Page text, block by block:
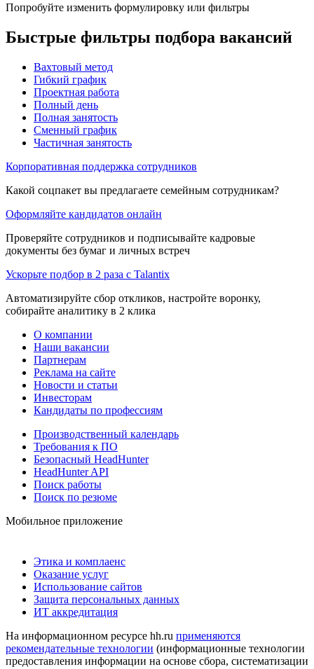
Попробуйте изменить формулировку или фильтры
Быстрые фильтры подбора вакансий
Вахтовый метод
Гибкий график
Проектная работа
Полный день
Полная занятость
Сменный график
Частичная занятость
Корпоративная поддержка сотрудников
Какой соцпакет вы предлагаете семейным сотрудникам?
Оформляйте кандидатов онлайн
Проверяйте сотрудников и подписывайте кадровые
документы без бумаг и личных встреч
Ускорьте подбор в 2 раза с Talantix
Автоматизируйте сбор откликов, настройте воронку,
собирайте аналитику в 2 клика
О компании
Наши вакансии
Партнерам
Реклама на сайте
Новости и статьи
Инвесторам
Кандидаты по профессиям
Производственный календарь
Требования к ПО
Безопасный HeadHunter
HeadHunter API
Поиск работы
Поиск по резюме
Мобильное приложение
Этика и комплаенс
Оказание услуг
Использование сайтов
Защита персональных данных
ИТ аккредитация
На информационном ресурсе hh.ru применяются
рекомендательные технологии (информационные технологии
предоставления информации на основе сбора, систематизации